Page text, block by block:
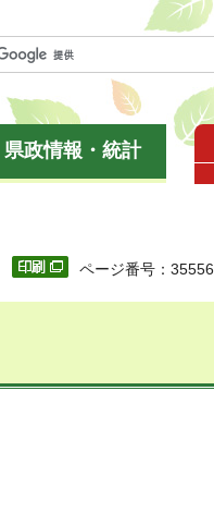
県政情報・統計
ページ番号：35556